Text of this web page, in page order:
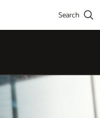
Type 2 or more